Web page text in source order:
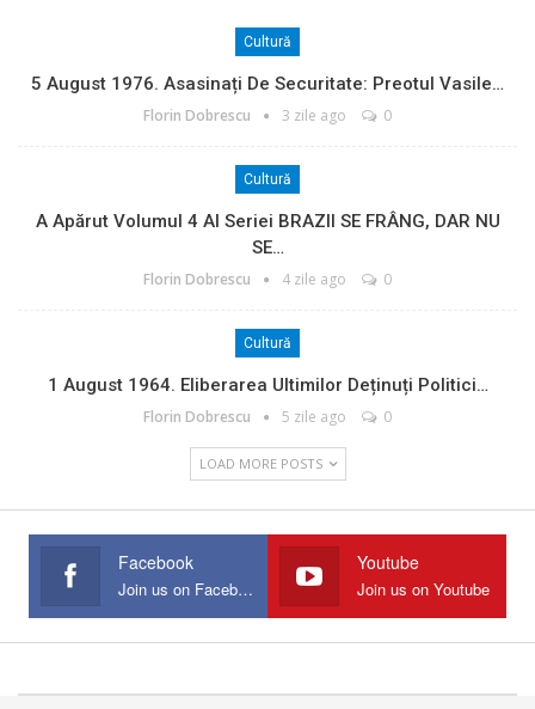
Cultură
5 August 1976. Asasinați De Securitate: Preotul Vasile…
Florin Dobrescu 3 zile ago 0
Cultură
A Apărut Volumul 4 Al Seriei BRAZII SE FRÂNG, DAR NU
SE…
Florin Dobrescu 4 zile ago 0
Cultură
1 August 1964. Eliberarea Ultimilor Deținuți Politici…
Florin Dobrescu 5 zile ago 0
LOAD MORE POSTS
Facebook
Join us on Facebook
Youtube
Join us on Youtube